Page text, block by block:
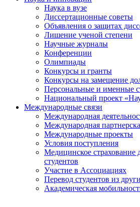
Наука в вузе
Диссертационные советы
Объявления о защитах
Лишение ученой степени
Научные журналы
Конференции
Олимпиады
Конкурсы и гранты
Конкурсы на замещение
Персональные и именные
Национальный проект
Международные связи
Международная
Международная
Международные проекты
Условия поступления
Медицинское страхование
студентов
Участие в Ассоциациях
Перевод студентов из
Академическая